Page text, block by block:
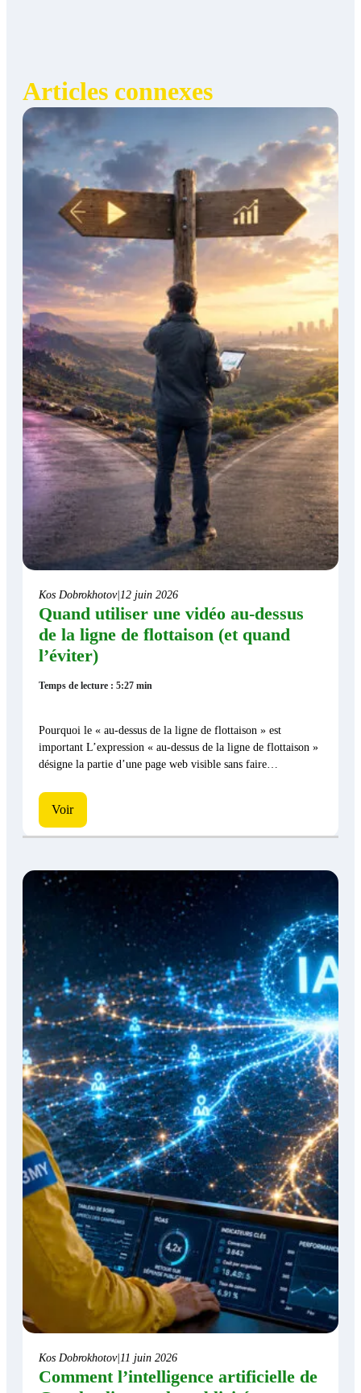
Articles connexes
Kos Dobrokhotov| 12 juin 2026
Quand utiliser une vidéo au-dessus
de la ligne de flottaison (et quand
l’éviter)
Temps de lecture : 5:27 min
Pourquoi le « au-dessus de la ligne de flottaison » est
important L’expression « au-dessus de la ligne de flottaison »
désigne la partie d’une page web visible sans faire…
Voir
Kos Dobrokhotov| 11 juin 2026
Comment l’intelligence artificielle de